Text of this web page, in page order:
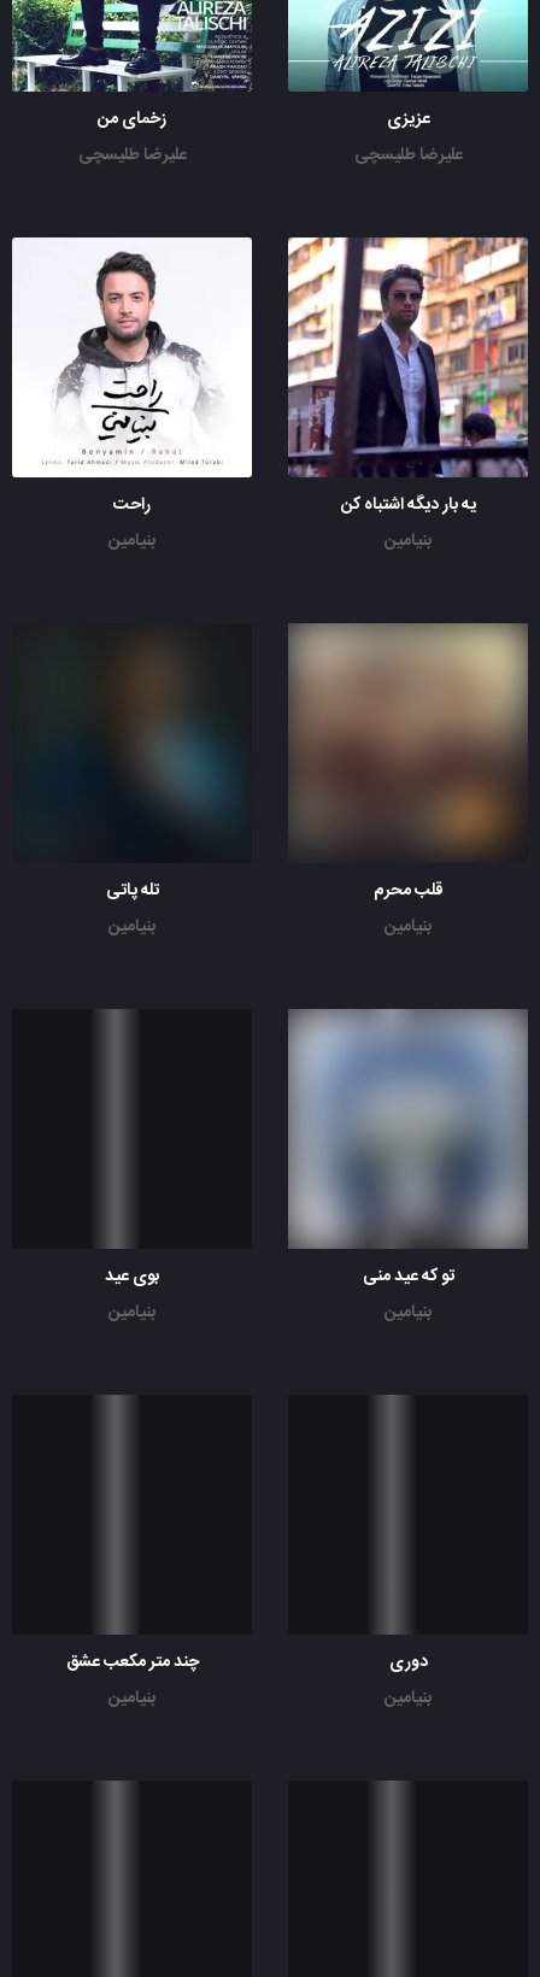
عزیزی
علیرضا طلیسچی
زخمای من
علیرضا طلیسچی
یه بار دیگه اشتباه کن
بنیامین
راحت
بنیامین
قلب محرم
بنیامین
تله پاتی
بنیامین
تو که عید منی
بنیامین
بوی عید
بنیامین
دوری
بنیامین
چند متر مکعب عشق
بنیامین